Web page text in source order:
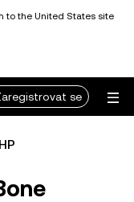
to the United States site
se